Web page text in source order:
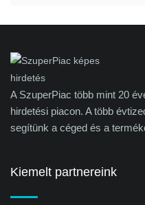
A SzuperPiac több mint 20
hirdetési piacon. A több
segítünk a céged és a
Kiemelt partnereink